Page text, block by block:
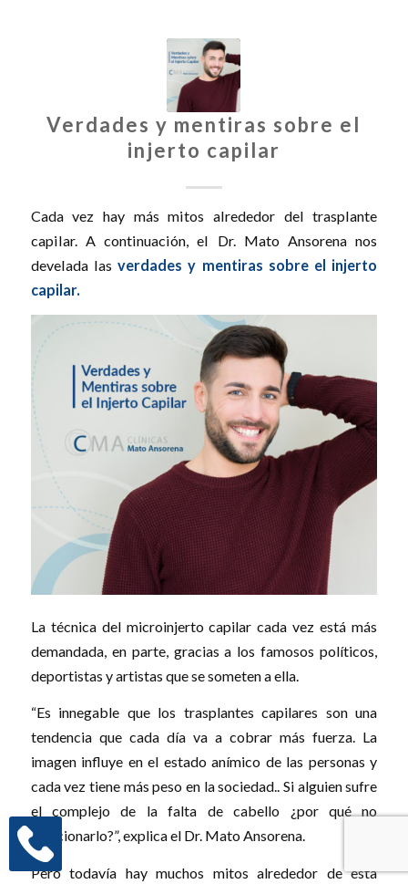
Verdades y mentiras sobre el
injerto capilar
Cada vez hay más mitos alrededor del trasplante
capilar. A continuación, el Dr. Mato Ansorena nos
develada lasverdades y mentiras sobre el injerto
capilar.
La técnica del microinjerto capilar cada vez está más
demandada, en parte, gracias a los famosos políticos,
deportistas y artistas que se someten a ella.
“Es innegable que los trasplantes capilares son una
tendencia que cada día va a cobrar más fuerza. La
imagen influye en el estado anímico de las personas y
cada vez tiene más peso en la sociedad.. Si alguien sufre
el complejo de la falta de cabello ¿por qué no
solucionarlo?”, explica el Dr. Mato Ansorena.
Pero todavía hay muchos mitos alrededor de esta